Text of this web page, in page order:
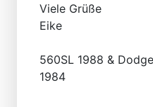
Viele Grüße
Eike
560SL 1988 &
1984